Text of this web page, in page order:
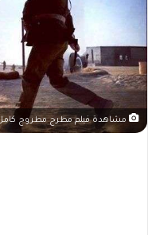
مشاهدة فيلم مطرح مطروح كامل